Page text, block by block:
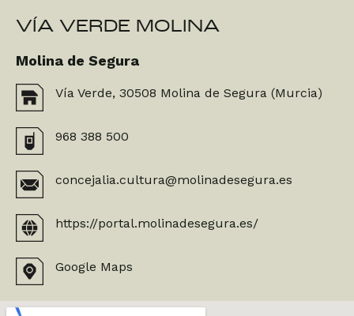
VÍA VERDE MOLINA
Molina de Segura
Vía Verde, 30508 Molina de Segura (Murcia)
968 388 500
concejalia.cultura@molinadesegura.es
https://portal.molinadesegura.es/
Google Maps